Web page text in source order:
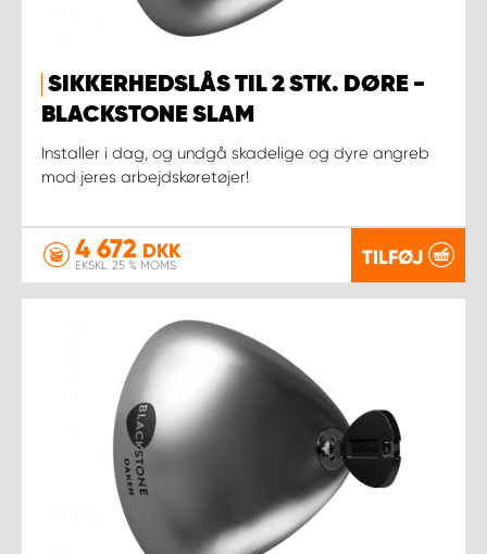
SIKKERHEDSLÅS TIL 2 STK. DØRE -
BLACKSTONE SLAM
Installer i dag, og undgå skadelige og dyre angreb
mod jeres arbejdskøretøjer!
4 672 DKK
EKSKL. 25 % MOMS TILFØJ